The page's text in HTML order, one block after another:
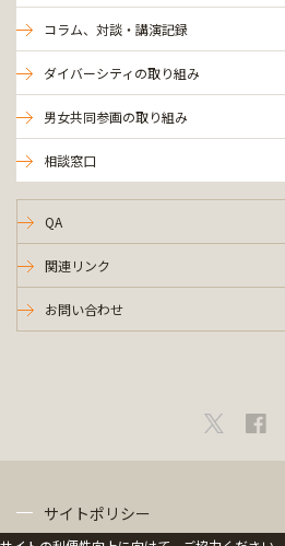
コラム、対談・講演記録
ダイバーシティの取り組み
男女共同参画の取り組み
相談窓口
QA
関連リンク
お問い合わせ
サイトポリシー